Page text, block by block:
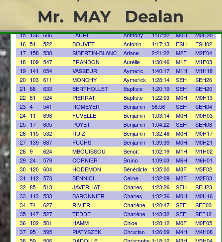
1:38:38
679 APKARIAN Anthony
1:03:36
15 136 606 FAURE Anthony 1:37:52 M0H
M0H20
16 51 522 BOUVET Antonin 1:17:13 ESH
ESH02
17 158 538 SIBERTIN-BLANC Ariane 2:21:22 M2F
M2F04
18 109 547 FRANDON Aurélie 1:30:46 M1F
M1F03
19 141 654 VASSEUR Aymeric 1:40:17 M1H
M1H18
20 103 611 MONCHY Aymerick 1:28:14 SEH
SEH26
21
68 633 BERTHOLLET Baptiste 1:20:19 SEH
SEH20
22 81 524 PIERRAT Baptiste 1:22:03 M0H
M0H13
23 4 541 ROMEYER Benjamin 56:56 SEH
SEH04
24 11 698 FUVELLE Benjamin 1:03:14 M0H
M0H03
25 17 605 POYET Benjamin 1:04:22 SEH
SEH08
26 115 532 RUIZ Benjamin 1:32:46 M0H
M0H17
27 139 687 FUCHS Benjamin 1:39:39 M0H
M0H21
28 9 624 MBOUISSOU Benoît 1:02:19 M1H
M1H02
29 24 579 CORNIER Bruno 1:09:03 M6H
M6H01
30 120 604 HODEMON Bénédicte 1:35:00 M3F
M3F02
31
112 573 BENNICI Celine 1:32:09 M2F
M2F03
32 85 513 JAVERLIAT Charles 1:23:26 SEH
SEH23
33 113 533 BARONNIER Charles 1:32:36 M0H
M0H16
34 74 627 RIVIER Charlène 1:20:47 SEF
SEF03
35 147 527 TEDDE Charlène 1:43:32 SEF
SEF12
36 102 501 HAMM Chloe 1:28:12 M0F
M0F05
37 95 595 PIATYSZEK Christian 1:26:09 M4H
M4H08